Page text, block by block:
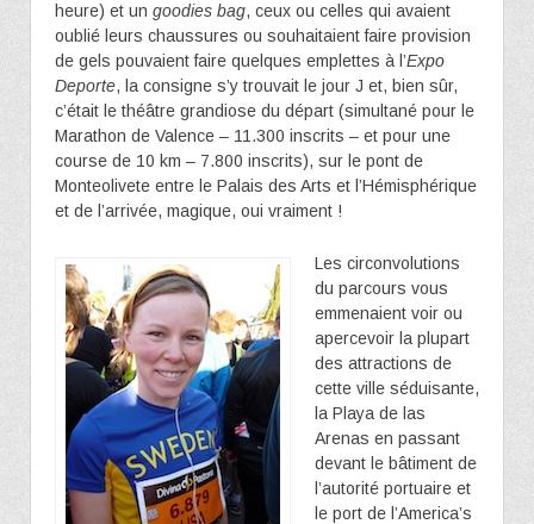
heure) et un goodies bag, ceux ou celles qui avaient
oublié leurs chaussures ou souhaitaient faire provision
de gels pouvaient faire quelques emplettes à l’Expo
Deporte, la consigne s’y trouvait le jour J et, bien sûr,
c’était le théâtre grandiose du départ (simultané pour le
Marathon de Valence – 11.300 inscrits – et pour une
course de 10 km – 7.800 inscrits), sur le pont de
Monteolivete entre le Palais des Arts et l’Hémisphérique
et de l’arrivée, magique, oui vraiment !
Les circonvolutions
du parcours vous
emmenaient voir ou
apercevoir la plupart
des attractions de
cette ville séduisante,
la Playa de las
Arenas en passant
devant le bâtiment de
l’autorité portuaire et
le port de l’America’s